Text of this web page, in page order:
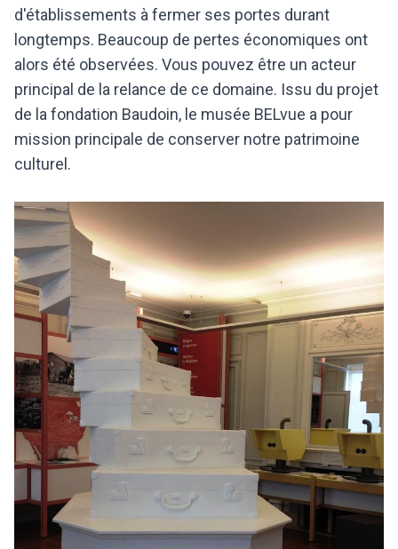
d'établissements à fermer ses portes durant
longtemps. Beaucoup de pertes économiques ont
alors été observées. Vous pouvez être un acteur
principal de la relance de ce domaine. Issu du projet
de la fondation Baudoin, le musée BELvue a pour
mission principale de conserver notre patrimoine
culturel.